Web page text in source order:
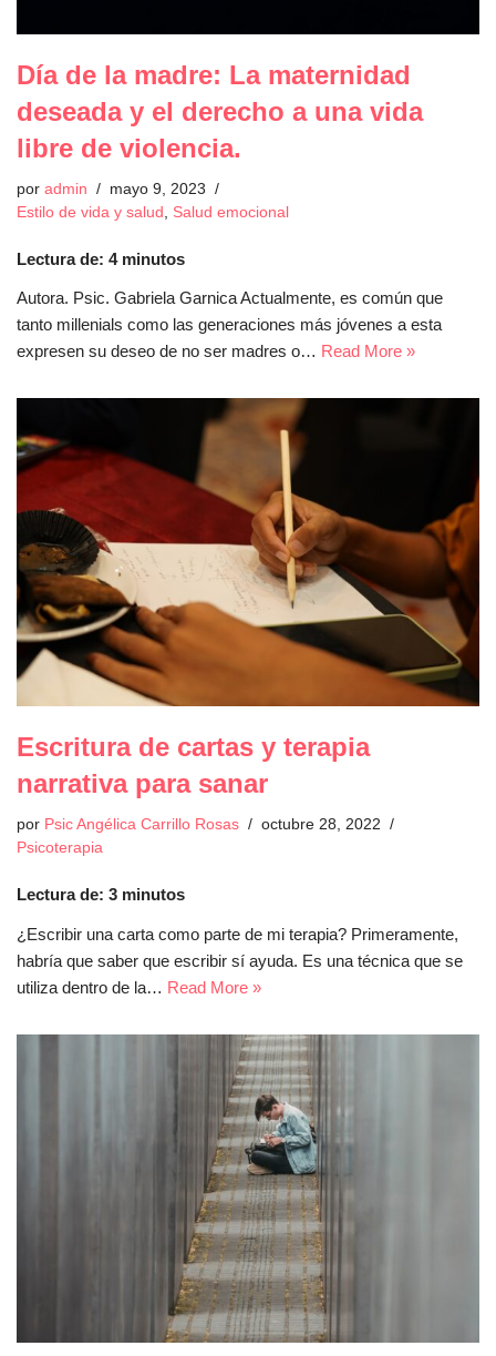
Día de la madre: La maternidad
deseada y el derecho a una vida
libre de violencia.
por admin
mayo 9, 2023
Estilo de vida y salud
Salud emocional
Lectura de: 4 minutos
Autora. Psic. Gabriela Garnica Actualmente, es común que
tanto millenials como las generaciones más jóvenes a esta
expresen su deseo de no ser madres o… Read More »
Escritura de cartas y terapia
narrativa para sanar
por Psic Angélica Carrillo Rosas
octubre 28, 2022
Psicoterapia
Lectura de: 3 minutos
¿Escribir una carta como parte de mi terapia? Primeramente,
habría que saber que escribir sí ayuda. Es una técnica que se
utiliza dentro de la… Read More »